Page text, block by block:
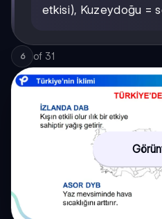
etkisi), Kuzeydoğu =
6 of 31